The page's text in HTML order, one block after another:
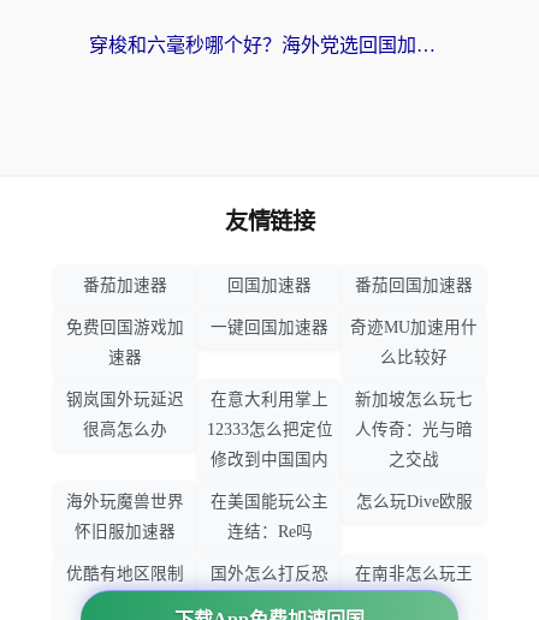
穿梭和六毫秒哪个好？海外党选回国加速器的避坑指南，附番茄加速器实测
友情链接
番茄加速器 回国加速器 番茄回国加速器
免费回国游戏加
速器
一键回国加速器
奇迹MU加速用什
么比较好
钢岚国外玩延迟
很高怎么办
在意大利用掌上
12333怎么把定位
修改到中国国内
新加坡怎么玩七
人传奇：光与暗
之交战
海外玩魔兽世界
怀旧服加速器
在美国能玩公主
连结：Re吗
怎么玩Dive欧服
优酷有地区限制
国外怎么打反恐
精英：全球攻势
在南非怎么玩王